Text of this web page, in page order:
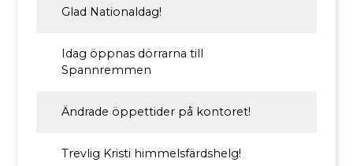
Glad Nationaldag!
Idag öppnas dörrarna till
Spannremmen
Ändrade öppettider på kontoret!
Trevlig Kristi himmelsfärdshelg!